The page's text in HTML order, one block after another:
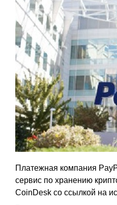
Платежная компания
сервис по хранению
CoinDesk со ссылкой на